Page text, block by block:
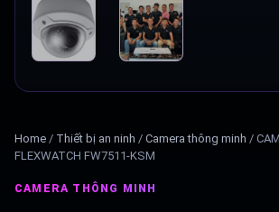
Home / Thiết bị an ninh / Camera thông minh /
FLEXWATCH FW7511-KSM
CAMERA THÔNG MINH